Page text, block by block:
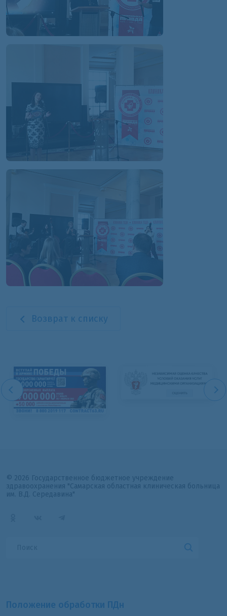
Возврат к списку
© 2026 Государственное бюджетное учреждение
здравоохранения "Самарская областная клиническая больница
им. В.Д. Середавина"
Положение обработки ПДн